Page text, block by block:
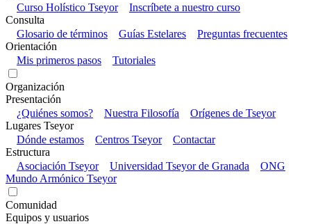
Curso Holístico Tseyor
Inscríbete a nuestro curso
Consulta
Glosario de términos
Guías Estelares
Preguntas frecuentes
Orientación
Mis primeros pasos
Tutoriales
Organización
Presentación
¿Quiénes somos?
Nuestra Filosofía
Orígenes de Tseyor
Lugares Tseyor
Dónde estamos
Centros Tseyor
Contactar
Estructura
Asociación Tseyor
Universidad Tseyor de Granada
ONG
Mundo Armónico Tseyor
Comunidad
Equipos y usuarios